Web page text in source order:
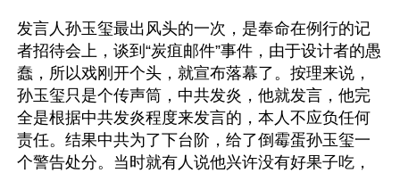
发言人孙玉玺最出风头的一次，是奉命在例行的记
者招待会上，谈到“炭疽邮件”事件，由于设计者的愚
蠢，所以戏刚开个头，就宣布落幕了。按理来说，
孙玉玺只是个传声筒，中共发炎，他就发言，他完
全是根据中共发炎程度来发言的，本人不应负任何
责任。结果中共为了下台阶，给了倒霉蛋孙玉玺一
个警告处分。当时就有人说他兴许没有好果子吃，